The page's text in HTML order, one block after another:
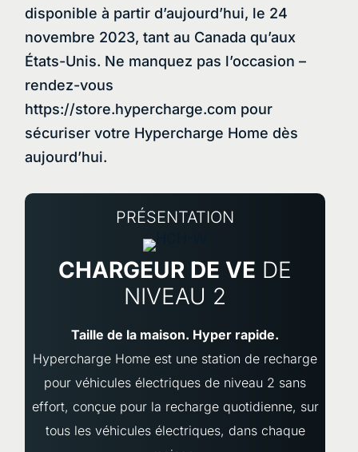
disponible à partir d’aujourd’hui, le 24
novembre 2023, tant au Canada qu’aux
États-Unis. Ne manquez pas l’occasion –
rendez-vous
https://store.hypercharge.com pour
sécuriser votre Hypercharge Home dès
aujourd’hui.
PRÉSENTATION
CHARGEUR DE VE DE
NIVEAU 2
Taille de la maison. Hyper rapide.
Hypercharge Home est une station de recharge
pour véhicules électriques de niveau 2 sans
effort, conçue pour la recharge quotidienne, sur
tous les véhicules électriques, dans chaque